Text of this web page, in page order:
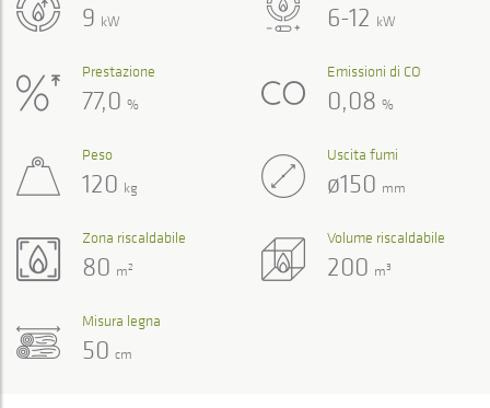
6-12 kW
9 kW
Prestazione
77,0 %
Emissioni di CO
0,08 %
Volume riscaldabile
200 m3
Zona riscaldabile
80 m2
Peso
120 kg
Uscita fumi
ø150 mm
Misura legna
50 cm